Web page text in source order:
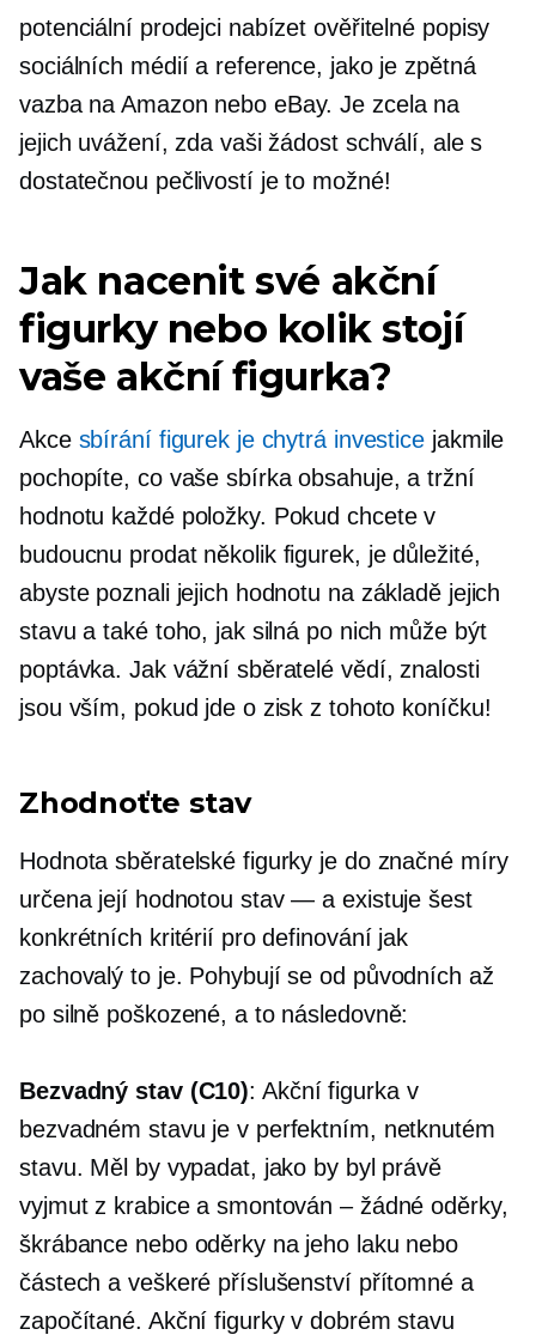
potenciální prodejci nabízet ověřitelné popisy
sociálních médií a reference, jako je zpětná
vazba na Amazon nebo eBay. Je zcela na
jejich uvážení, zda vaši žádost schválí, ale s
dostatečnou pečlivostí je to možné!
Jak nacenit své akční
figurky nebo kolik stojí
vaše akční figurka?
Akce sbírání figurek je chytrá investice jakmile
pochopíte, co vaše sbírka obsahuje, a tržní
hodnotu každé položky. Pokud chcete v
budoucnu prodat několik figurek, je důležité,
abyste poznali jejich hodnotu na základě jejich
stavu a také toho, jak silná po nich může být
poptávka. Jak vážní sběratelé vědí, znalosti
jsou vším, pokud jde o zisk z tohoto koníčku!
Zhodnoťte stav
Hodnota sběratelské figurky je do značné míry
určena její hodnotou stav — a existuje šest
konkrétních kritérií pro definování jak
zachovalý to je. Pohybují se od původních až
po silně poškozené, a to následovně:
Bezvadný stav (C10): Akční figurka v
bezvadném stavu je v perfektním, netknutém
stavu. Měl by vypadat, jako by byl právě
vyjmut z krabice a smontován – žádné oděrky,
škrábance nebo oděrky na jeho laku nebo
částech a veškeré příslušenství přítomné a
započítané. Akční figurky v dobrém stavu